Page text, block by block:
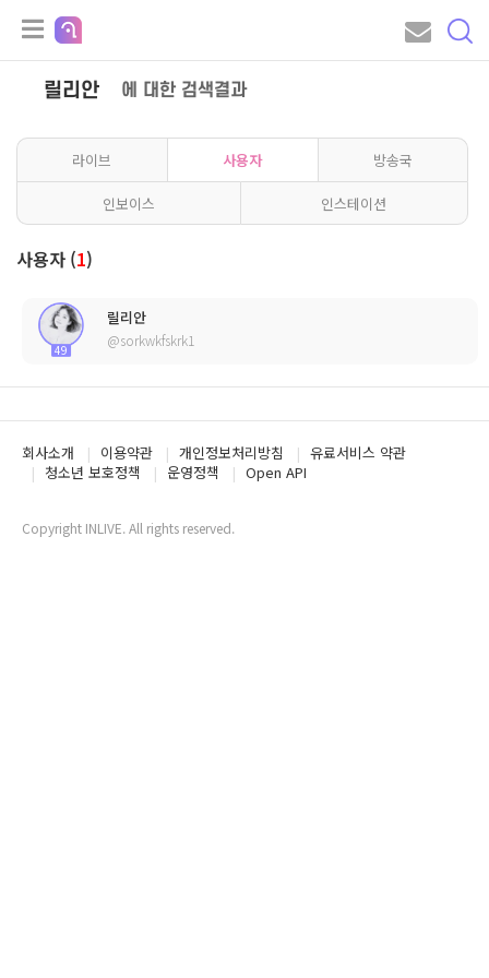
릴리안 에 대한 검색결과
라이브 사용자 방송국
인보이스 인스테이션
사용자 (1)
49
릴리안
@sorkwkfskrk1
회사소개 이용약관 개인정보처리방침
유료서비스 약관
청소년 보호정책
운영정책 Open API
Copyright INLIVE. All rights reserved.